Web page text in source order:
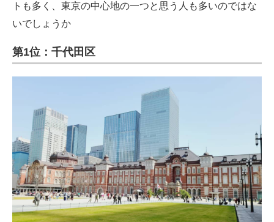
トも多く、東京の中心地の一つと思う人も多いのではな
いでしょうか
第1位：千代田区